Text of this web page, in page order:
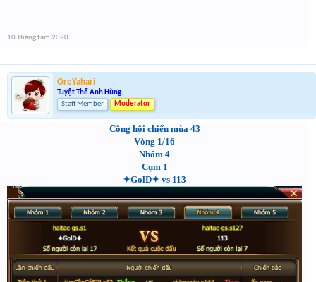
10 Tháng tám 2020
OreYahari
Tuyệt Thế Anh Hùng
Staff Member
Moderator
Công hội chiến mùa 43
Vòng 1/16
Nhóm 4
Cụm 1
✦GolD✦ vs 113